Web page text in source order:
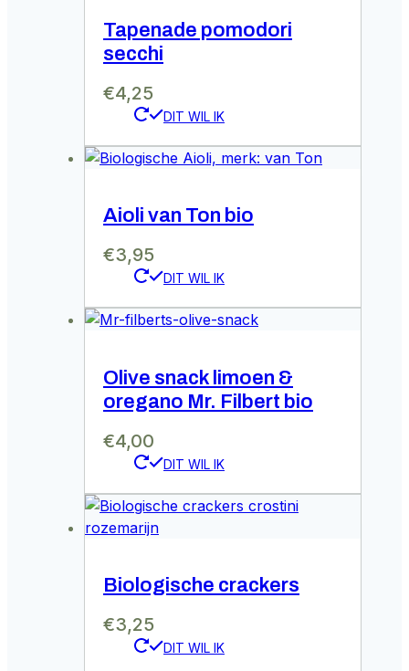
Tapenade pomodori
secchi
€4,25
Aioli van Ton bio
€3,95
Olive snack limoen &
oregano Mr. Filbert bio
€4,00
Biologische crackers
€3,25